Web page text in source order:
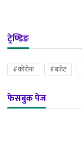
ट्रेण्डिङ
#कोरोना #बजेट
फेसबुक पेज